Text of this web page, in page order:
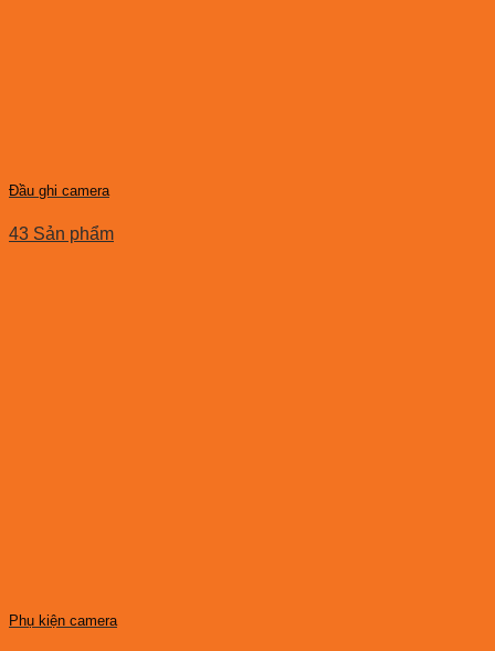
Đầu ghi camera
43 Sản phẩm
Phụ kiện camera